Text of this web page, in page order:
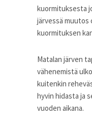
kuormituksesta
järvessä muutos
kuormituksen
Matalan järven
vähenemistä
kuitenkin
hyvin hidasta ja
vuoden aikana.